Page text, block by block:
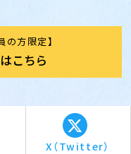
の方限定
こちら
X（Twitter）